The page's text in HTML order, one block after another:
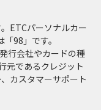
ETCパーソナルカー
98」です。
行会社やカードの種
元であるクレジット
カスタマーサポート